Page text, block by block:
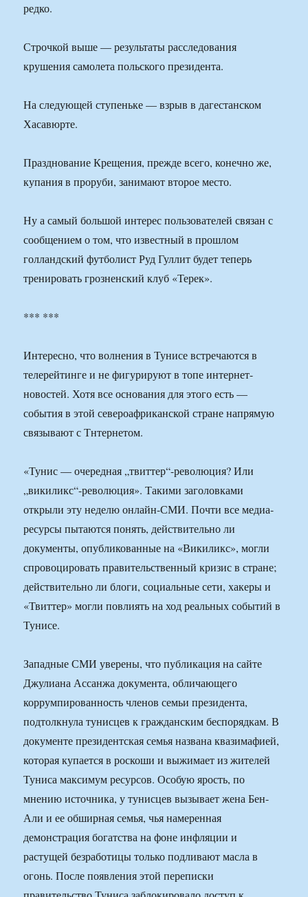
редко.
Строчкой выше — результаты расследования
крушения самолета польского президента.
На следующей ступеньке — взрыв в дагестанском
Хасавюрте.
Празднование Крещения, прежде всего, конечно же,
купания в проруби, занимают второе место.
Ну а самый большой интерес пользователей связан с
сообщением о том, что известный в прошлом
голландский футболист Руд Гуллит будет теперь
тренировать грозненский клуб «Терек».
*** ***
Интересно, что волнения в Тунисе встречаются в
телерейтинге и не фигурируют в топе интернет-
новостей. Хотя все основания для этого есть —
события в этой североафриканской стране напрямую
связывают с Тнтернетом.
«Тунис — очередная „твиттер“-революция? Или
„викиликс“-революция». Такими заголовками
открыли эту неделю онлайн-СМИ. Почти все медиа-
ресурсы пытаются понять, действительно ли
документы, опубликованные на «Викиликс», могли
спровоцировать правительственный кризис в стране;
действительно ли блоги, социальные сети, хакеры и
«Твиттер» могли повлиять на ход реальных событий в
Тунисе.
Западные СМИ уверены, что публикация на сайте
Джулиана Ассанжа документа, обличающего
коррумпированность членов семьи президента,
подтолкнула тунисцев к гражданским беспорядкам. В
документе президентская семья названа квазимафией,
которая купается в роскоши и выжимает из жителей
Туниса максимум ресурсов. Особую ярость, по
мнению источника, у тунисцев вызывает жена Бен-
Али и ее обширная семья, чья намеренная
демонстрация богатства на фоне инфляции и
растущей безработицы только подливают масла в
огонь. После появления этой переписки